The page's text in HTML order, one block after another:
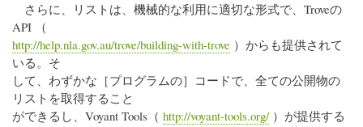
さらに、リストは、機械的な利用に適切な形式で、Troveの
API （
http://help.nla.gov.au/trove/building-with-trove ）からも提供されて
いる。そ
して、わずかな［プログラムの］コードで、全ての公開物の
リストを取得すること
ができるし、Voyant Tools（ http://voyant-tools.org/）が提供する